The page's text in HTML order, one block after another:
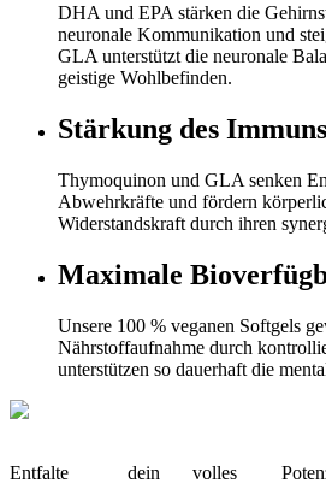
DHA und EPA stärken die
neuronale Kommunikation und
GLA unterstützt die neuronale
geistige Wohlbefinden.
Stärkung des
Thymoquinon und GLA senken
Abwehrkräfte und fördern
Widerstandskraft durch ihren
Maximale
Unsere 100 % veganen Softgels
Nährstoffaufnahme durch
unterstützen so dauerhaft die
Entfalte dein volles